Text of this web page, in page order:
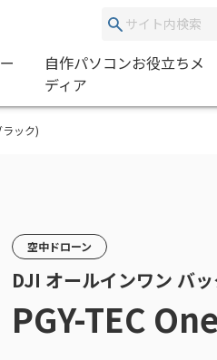
自作パソコンお役立ちメ
ディア
ック)
空中ドローン
DJI オールインワン バ
PGY-TEC